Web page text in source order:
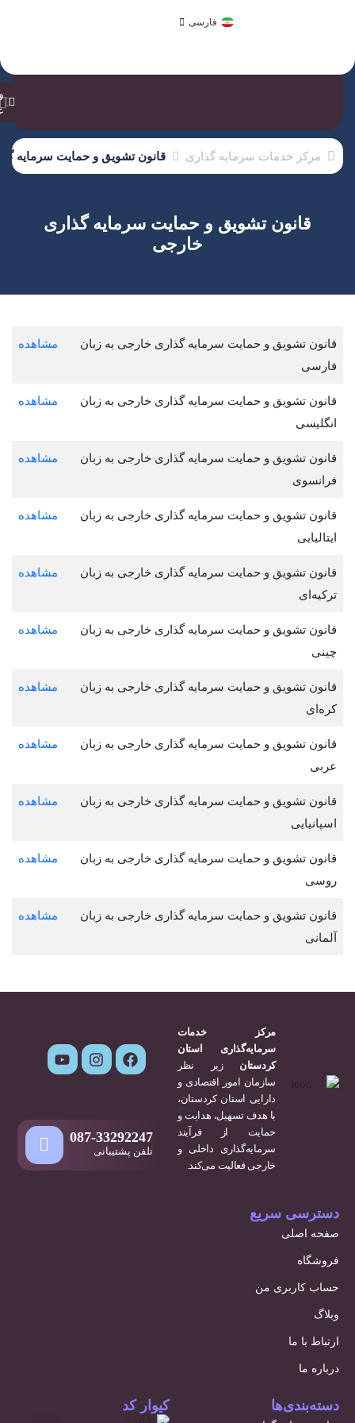
فارسیहिन्दी
مرکز خدمات سرمایه گذاری قانون تشویق و حمایت سرمایه
قانون تشویق و حمایت سرمایه گذاری
خارجی
قانون تشویق و حمایت سرمایه گذاری خارجی به زبان
فارسی
مشاهده
قانون تشویق و حمایت سرمایه گذاری خارجی به زبان
انگلیسی
مشاهده
قانون تشویق و حمایت سرمایه گذاری خارجی به زبان
فرانسوی
مشاهده
قانون تشویق و حمایت سرمایه گذاری خارجی به زبان
ایتالیایی
مشاهده
قانون تشویق و حمایت سرمایه گذاری خارجی به زبان
ترکیه‌ای
مشاهده
قانون تشویق و حمایت سرمایه گذاری خارجی به زبان
چینی
مشاهده
قانون تشویق و حمایت سرمایه گذاری خارجی به زبان
کره‌ای
مشاهده
قانون تشویق و حمایت سرمایه گذاری خارجی به زبان
عربی
مشاهده
قانون تشویق و حمایت سرمایه گذاری خارجی به زبان
اسپانیایی
مشاهده
قانون تشویق و حمایت سرمایه گذاری خارجی به زبان
روسی
مشاهده
قانون تشویق و حمایت سرمایه گذاری خارجی به زبان
آلمانی
مشاهده
مرکز خدمات
سرمایه‌گذاری استان
کردستانزیر نظر
سازمان امور اقتصادی و
دارایی استان کردستان،
با هدف تسهیل، هدایت و
حمایت از فرآیند
سرمایه‌گذاری داخلی و
خارجی فعالیت می‌کند.
087-33292247
تلفن پشتیبانی
دسترسی سریع
صفحه اصلی
فروشگاه
حساب کاربری من
وبلاگ
ارتباط با ما
درباره ما
دسته‌بندی‌ها کیوار کد